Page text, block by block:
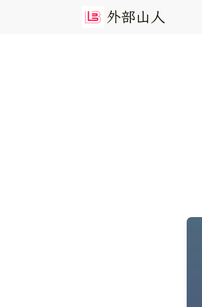
外部山 人